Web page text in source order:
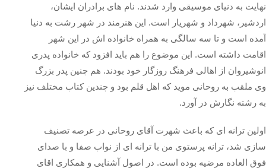
نهایت به دنیای موسیقی وارد شدند. نام های برادران ایشان،
اردشیر، شهرداد و شهریار است. این هنرمند در شهر رشت به دنیا
آمده است و تا سه سالگی به همراه خانواده اش در این شهر
اقامت داشته است. این موضوع را هم باید افزود که خانواده پدری
انوشیروان از اهالی فرهنگ روزگار خود بودند. هم چنین پدر بزرگ
وی ملقب به روحانی موید که اهل قلم بود و چندین کتاب مختلف نیز
به رشته نگارش در آورد.
اولین ترانه ای که باعث شهرت آقای روحانی در عرصه تصنیف
سازی شد، ترانه پرستوی من با ترانه ای از نواب صفا و با صدای
فوق العاده مرضیه بوده است. در اصول آشنایی و همکاری اقای